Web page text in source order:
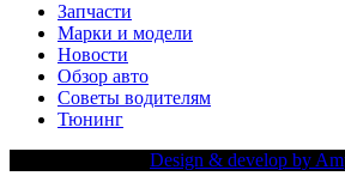
Запчасти
Марки и модели
Новости
Обзор авто
Советы водителям
Тюнинг
Design & develop by